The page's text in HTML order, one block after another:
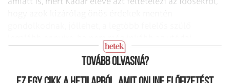
Tovább olvasná?